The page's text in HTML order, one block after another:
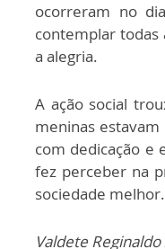
ocorreram no
contemplar todas
a alegria.
A ação social
meninas
com dedicação e
fez perceber na
sociedade melhor.
Valdete Reginaldo